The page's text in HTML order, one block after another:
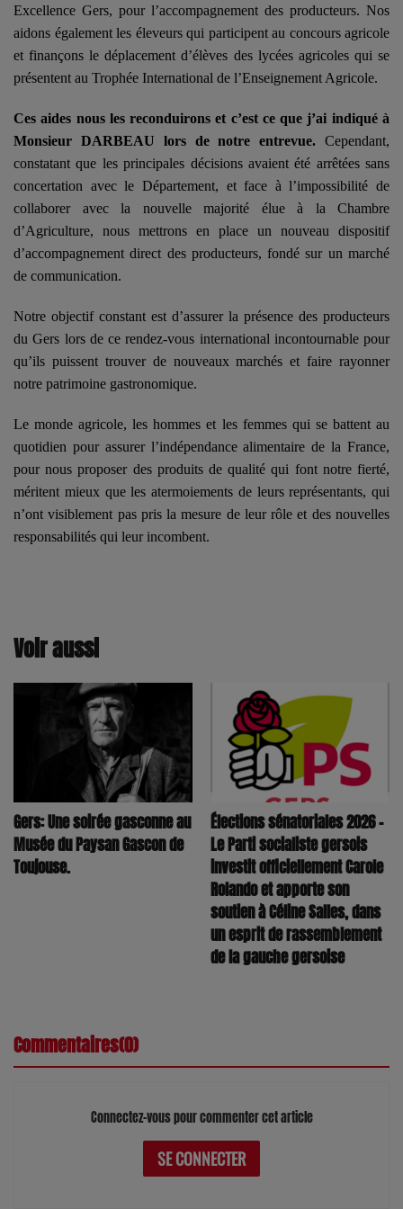
Excellence Gers, pour l’accompagnement des producteurs. Nos
aidons également les éleveurs qui participent au concours agricole
et finançons le déplacement d’élèves des lycées agricoles qui se
présentent au Trophée International de l’Enseignement Agricole.
Ces aides nous les reconduirons et c’est ce que j’ai indiqué à
Monsieur DARBEAU lors de notre entrevue. Cependant,
constatant que les principales décisions avaient été arrêtées sans
concertation avec le Département, et face à l’impossibilité de
collaborer avec la nouvelle majorité élue à la Chambre
d’Agriculture, nous mettrons en place un nouveau dispositif
d’accompagnement direct des producteurs, fondé sur un marché
de communication.
Notre objectif constant est d’assurer la présence des producteurs
du Gers lors de ce rendez-vous international incontournable pour
qu’ils puissent trouver de nouveaux marchés et faire rayonner
notre patrimoine gastronomique.
Le monde agricole, les hommes et les femmes qui se battent au
quotidien pour assurer l’indépendance alimentaire de la France,
pour nous proposer des produits de qualité qui font notre fierté,
méritent mieux que les atermoiements de leurs représentants, qui
n’ont visiblement pas pris la mesure de leur rôle et des nouvelles
responsabilités qui leur incombent.
Voir aussi
Gers: Une soirée gasconne au
Musée du Paysan Gascon de
Toujouse.
Élections sénatoriales 2026 –
Le Parti socialiste gersois
investit officiellement Carole
Rolando et apporte son
soutien à Céline Salles, dans
un esprit de rassemblement
de la gauche gersoise
Commentaires(0)
Connectez-vous pour commenter cet article
SE CONNECTER